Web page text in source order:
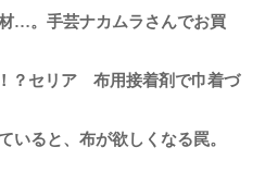
…。手芸ナカムラさんでお買
？セリア 布用接着剤で巾着づ
いると、布が欲しくなる罠。